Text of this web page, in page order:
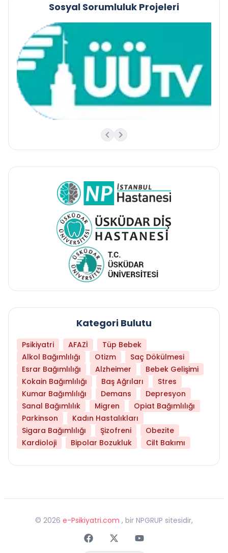
Sosyal Sorumluluk Projeleri
Kategori Bulutu
Psikiyatri AFAZİ
Tüp Bebek
Alkol Bağımlılığı
Otizm
Saç Dökülmesi
Esrar Bağımlılığı
Alzheimer
Bebek Gelişimi
Kokain Bağımlılığı
Baş Ağrıları
Stres
Kumar Bağımlılığı
Demans
Depresyon
Sanal Bağımlılık
Migren
Opiat Bağımlılığı
Parkinson
Kadın Hastalıkları
Sigara Bağımlılığı
Şizofreni
Obezite
Kardioloji
Bipolar Bozukluk Cilt Bakımı
© 2026 e-Psikiyatri.com , bir NPGRUP sitesidir,
FaceebokTwitterYoutube